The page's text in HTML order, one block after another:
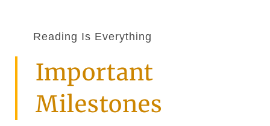
Reading Is Everything
Important
Milestones